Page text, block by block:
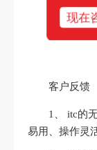
实现效果
客户反馈
1、 itc的
易用、操作灵
现在